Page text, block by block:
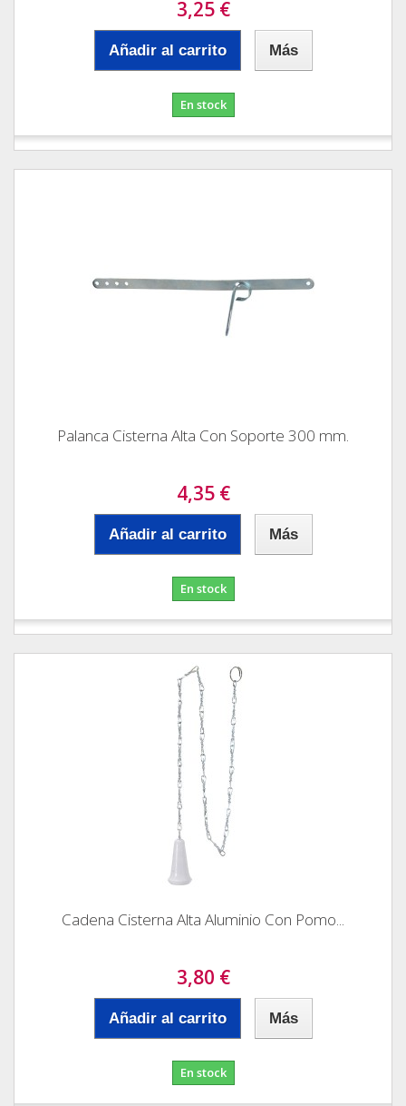
3,25 €
Añadir al carrito Más
En stock
Palanca Cisterna Alta Con Soporte 300 mm.
4,35 €
Añadir al carrito Más
En stock
Cadena Cisterna Alta Aluminio Con Pomo...
3,80 €
Añadir al carrito Más
En stock